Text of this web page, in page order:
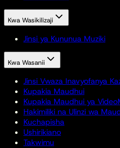
Kwa Wasikilizaji
Jinsi ya Kununua Muziki
Kwa Wasanii
Jinsi Vwaza Inavyofanya
Kupakia Maudhui
Kupakia Maudhui ya Video
Hakimiliki na Ulinzi wa
Kuchapisha
Ushirikiano
Takwimu